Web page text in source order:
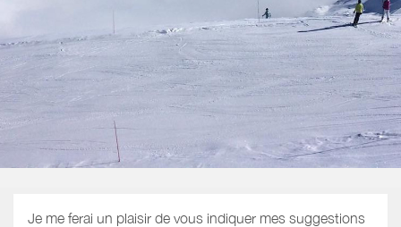
Je me ferai un plaisir de vous indiquer mes suggestions